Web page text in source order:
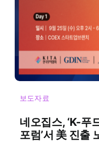
보도자료
네오집스, ‘K-푸
포럼’서 美 진출